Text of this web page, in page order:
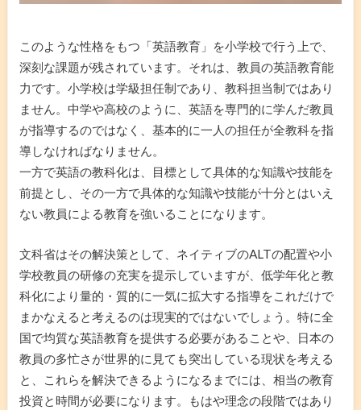
このような性格をもつ「英語教育」を小学校で行う上で、
深刻な課題が残されています。それは、教員の英語教育能
力です。小学校は学級担任制であり、教科担当制ではあり
ません。中学や高校のように、英語を専門的に学んだ教員
が指導するのではなく、基本的に一人の担任が全教科を指
導しなければなりません。
一方で英語の教科化は、目標として具体的な知識や技能を
前提とし、その一方で具体的な知識や技能が十分とはいえ
ない教員による教育を強いることになります。
文科省はその解決策として、ネイティブのALTの配置や小
学校教員の研修の充実を提示していますが、低学年化と教
科化により量的・質的に一気に拡大する指導をこれだけで
まかなえると考えるのは現実的ではないでしょう。特に全
国で均質な英語教育を提供する必要があることや、日本の
教員の多忙さが世界的に見ても突出している現状を考える
と、これらを解決できるようになるまでには、相当の教育
投資と時間が必要になります。もはや理念の段階ではあり